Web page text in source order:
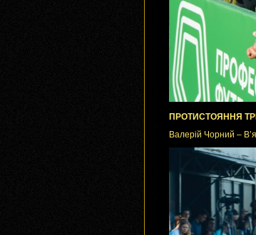
ПРОТИСТОЯННЯ
Валерій Чорний –